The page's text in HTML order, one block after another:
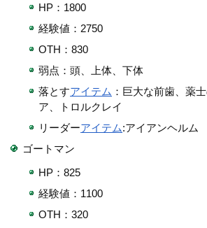
HP：1800
経験値：2750
OTH：830
弱点：頭、上体、下体
落とすアイテム ：巨大な前歯、薬
ア、トロルクレイ
リーダーアイテム:アイアンヘルム
ゴートマン
HP：825
経験値：1100
OTH：320